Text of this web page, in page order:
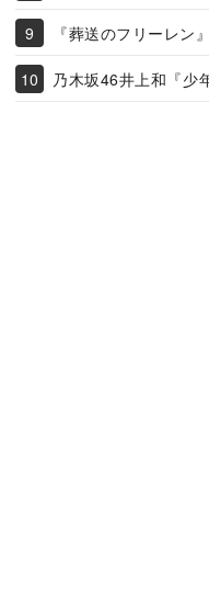
『葬送のフリーレン
乃木坂46井上和『少